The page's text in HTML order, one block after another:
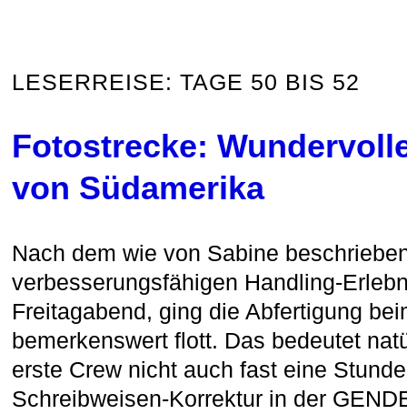
LESERREISE: TAGE 50 BIS 52
Fotostrecke:
von Südamerika
Nach dem wie von Sabine
verbesserungsfähigen Handling-
Freitagabend, ging die Abfertigung
bemerkenswert flott. Das bedeutet
erste Crew nicht auch fast eine
Schreibweisen-Korrektur in der